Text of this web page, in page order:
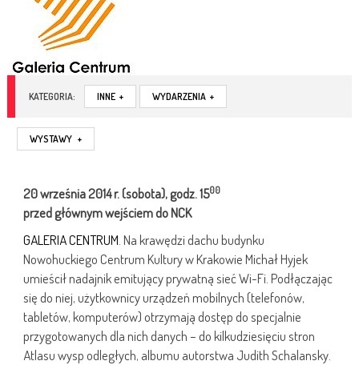
KATEGORIA: INNE + WYDARZENIA +
WYSTAWY +
20 września 2014 r. (sobota),godz. 1500
przed głównym wejściem do NCK
GALERIA CENTRUM . Na krawędzi dachu budynku
Nowohuckiego Centrum Kultury w Krakowie Michał Hyjek
umieścił nadajnik emitujący prywatną sieć Wi-Fi. Podłączając
się do niej, użytkownicy urządzeń mobilnych (telefonów,
tabletów, komputerów) otrzymają dostęp do specjalnie
przygotowanych dla nich danych – do kilkudziesięciu stron
Atlasu wysp odległych, albumu autorstwa Judith Schalansky.